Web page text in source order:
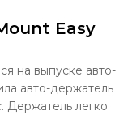
Easy
на выпуске авто-
авто-держатель
легко